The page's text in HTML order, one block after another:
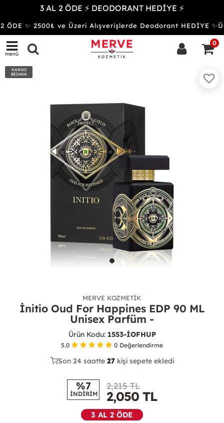
3 AL 2 ÖDE ⚡ DEODORANT HEDİYE ⚡
✨ 2500₺ ve Üzeri Alışverişlerde Deodorant HEDİYE
menü
0
KARGO
BEDAVA
MERVE KOZMETIK
İnitio Oud For Happines EDP 90 ML
Unisex Parfüm -
Ürün Kodu: 1553-İOFHUP
5.0 0 Değerlendirme
23
Son 24 saatte 28 kişi sepete ekledi
8
%7
İNDİRİM
2,215 TL
2,050 TL
3 AL 2 ÖDE